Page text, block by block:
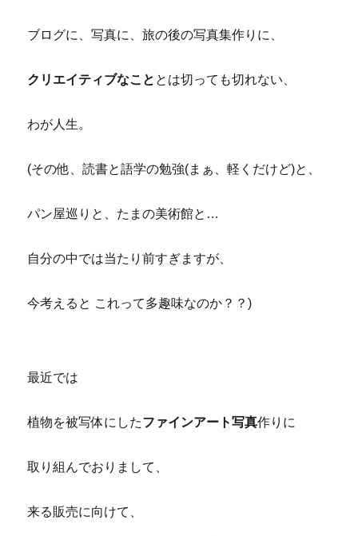
ブログに、写真に、旅の後の写真集作りに、
クリエイティブなこと とは切っても切れない、
わが人生。
(その他、読書と語学の勉強(まぁ、軽くだけど)と、
パン屋巡りと、たまの美術館と…
自分の中では当たり前すぎますが、
今考えると これって多趣味なのか？？)
最近では
植物を被写体にしたファインアート写真作りに
取り組んでおりまして、
来る販売に向けて、